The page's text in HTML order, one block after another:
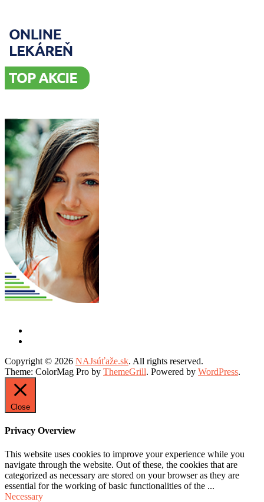
Copyright © 2026 NAJsúťaže.sk. All rights reserved.
Theme: ColorMag Pro by ThemeGrill. Powered by WordPress.
Close
Privacy Overview
This website uses cookies to improve your experience while you
navigate through the website. Out of these, the cookies that are
categorized as necessary are stored on your browser as they are
essential for the working of basic functionalities of the ...
Necessary